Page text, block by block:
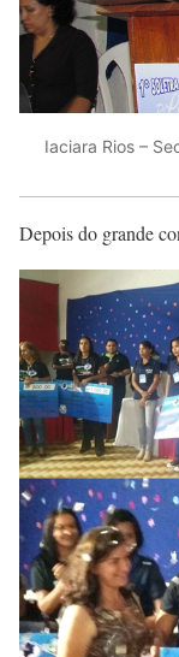
Iaciara Rios –
Depois do grande